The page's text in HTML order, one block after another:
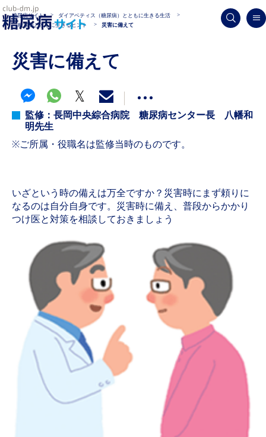
糖尿病サイト
ダイアベティス（糖尿病）とともに生きる生活
糖尿病とともに生きるヒント
災害に備えて
災害に備えて
監修：長岡中央綜合病院 糖尿病センター長 八幡和
明先生
※ご所属・役職名は監修当時のものです。
いざという時の備えは万全ですか？災害時にまず頼りに
なるのは自分自身です。災害時に備え、普段からかかり
つけ医と対策を相談しておきましょう